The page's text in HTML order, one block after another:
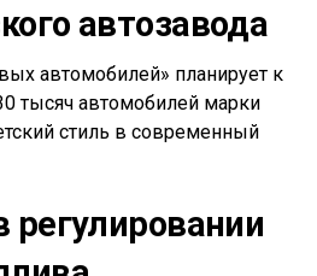
автозавода
автомобилей» планирует к
тысяч автомобилей марки
стиль в современный
регулировании